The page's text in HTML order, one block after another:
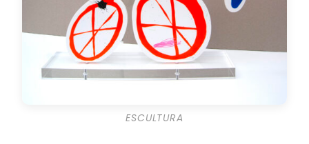
ESCULTURA